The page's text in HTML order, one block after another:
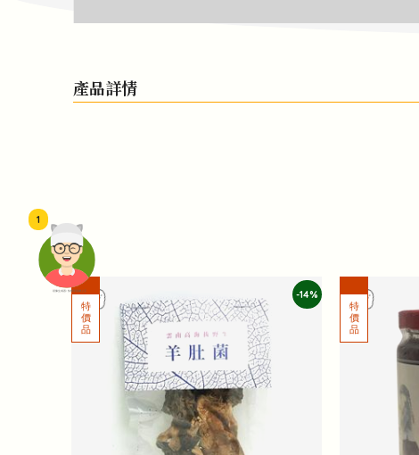
頭像生成器: 快樂家庭網上店
1
產品詳情
-14%